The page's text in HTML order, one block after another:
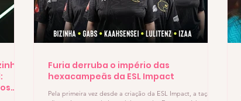
Furia derruba o império das
hexacampeãs da ESL Impact
Pela primeira vez desde a criação da ESL Impact, a taça